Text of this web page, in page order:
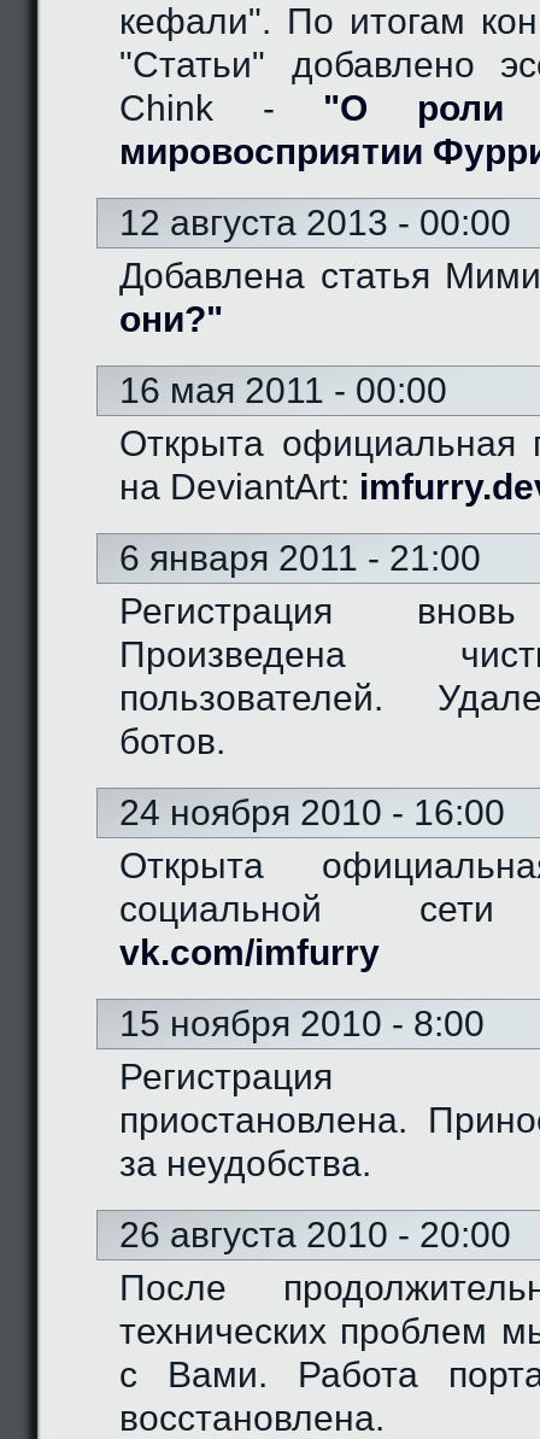
кефали". По итогам
"Статьи" добавлено
Chink - "О роли
мировосприятии
12 августа 2013 - 00:00
Добавлена статья
они?"
16 мая 2011 - 00:00
Открыта официальная
на DeviantArt:
6 января 2011 - 21:00
Регистрация
Произведена
пользователей.
ботов.
24 ноября 2010 - 16:00
Открыта
социальной сети
vk.com/imfurry
15 ноября 2010 - 8:00
Регистрация
приостановлена.
за неудобства.
26 августа 2010 - 20:00
После
технических проблем
с Вами. Работа
восстановлена.